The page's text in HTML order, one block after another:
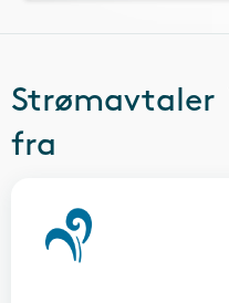
Strømavtaler
fra